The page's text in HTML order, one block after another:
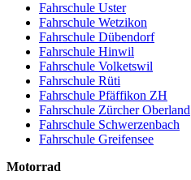
Fahrschule Uster
Fahrschule Wetzikon
Fahrschule Dübendorf
Fahrschule Hinwil
Fahrschule Volketswil
Fahrschule Rüti
Fahrschule Pfäffikon ZH
Fahrschule Zürcher Oberland
Fahrschule Schwerzenbach
Fahrschule Greifensee
Motorrad